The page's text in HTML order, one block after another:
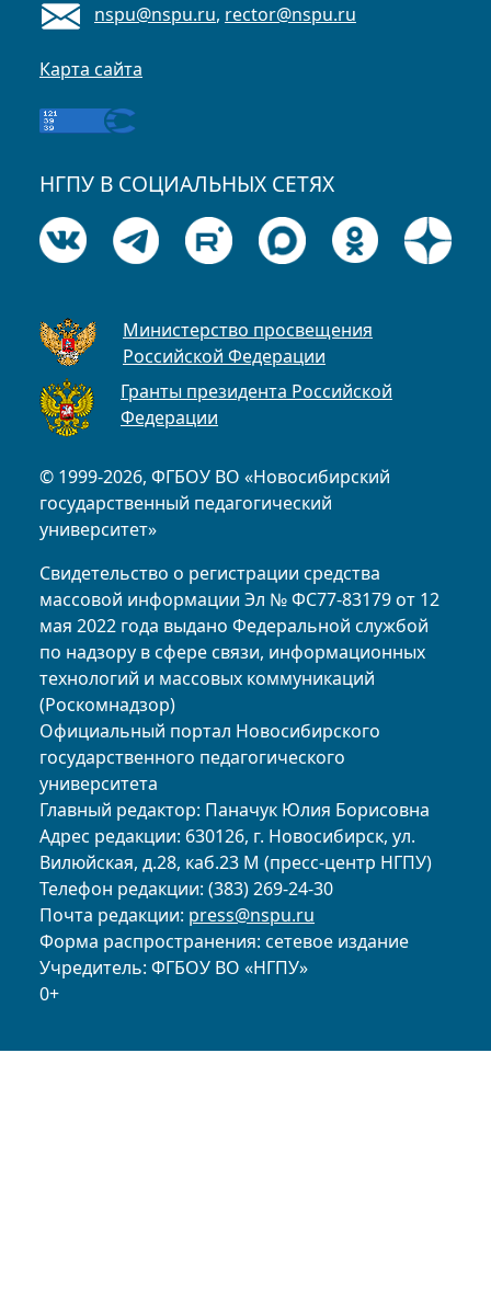
© 1999-2026, ФГБОУ ВО «Новосибирский
государственный педагогический
университет»
Свидетельство о регистрации средства
массовой информации Эл № ФС77-83179 от 12
мая 2022 года выдано Федеральной службой
по надзору в сфере связи, информационных
технологий и массовых коммуникаций
(Роскомнадзор)
Официальный портал Новосибирского
государственного педагогического
университета
Главный редактор: Паначук Юлия Борисовна
Адрес редакции: 630126, г. Новосибирск, ул.
Вилюйская, д.28, каб.23 М (пресс-центр НГПУ)
Телефон редакции: (383) 269-24-30
Почта редакции: press@nspu.ru
Форма распространения: сетевое издание
Учредитель: ФГБОУ ВО «НГПУ»
0+
nspu@nspu.ru, rector@nspu.ru
Карта сайта
НГПУ В СОЦИАЛЬНЫХ СЕТЯХ
Министерство просвещения
Российской Федерации
Гранты президента Российской
Федерации